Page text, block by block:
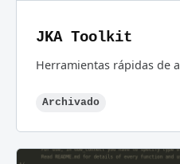
JKA Toolkit
Herramientas rápidas de
Archivado